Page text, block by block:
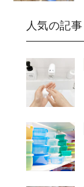
人気の記事